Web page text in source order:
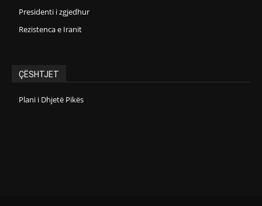
Presidenti i zgjedhur
Rezistenca e Iranit
ÇËSHTJET
Plani i Dhjetë Pikës